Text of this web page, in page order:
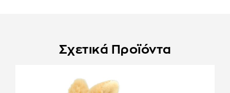
Σχετικά Προϊόντα